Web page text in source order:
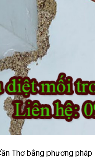
Thơ bằng phương